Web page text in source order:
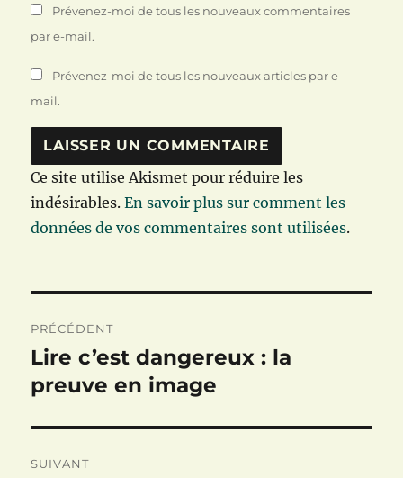
Prévenez-moi de tous les nouveaux commentaires
par e-mail.
Prévenez-moi de tous les nouveaux articles par e-
mail.
Ce site utilise Akismet pour réduire les
indésirables.En savoir plus sur comment les
données de vos commentaires sont utilisées.
de
l’article
PRÉCÉDENT
Publication
précédente :
Lire c’est dangereux : la
preuve en image
SUIVANT